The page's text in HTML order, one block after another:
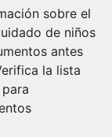
sobre el
de niños
antes
la lista